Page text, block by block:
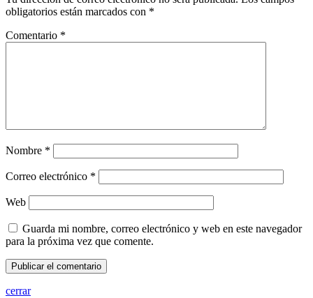
obligatorios están marcados con *
Comentario *
Nombre *
Correo electrónico *
Web
Guarda mi nombre, correo electrónico y web en este navegador
para la próxima vez que comente.
cerrar